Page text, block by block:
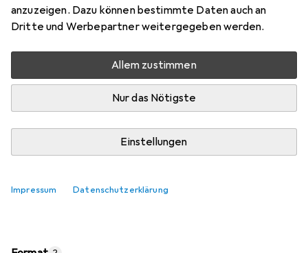
anzuzeigen. Dazu können bestimmte Daten auch an
Dritte und Werbepartner weitergegeben werden.
Allem zustimmen
Nur das Nötigste
Einstellungen
Impressum Datenschutzerklärung
7 Mehr von Moleskine
Mi, 12.8. geliefert
7 Stück an Lager beim Lieferanten
Lieferort angeben für genaue Lieferzeit
In den Warenkorb